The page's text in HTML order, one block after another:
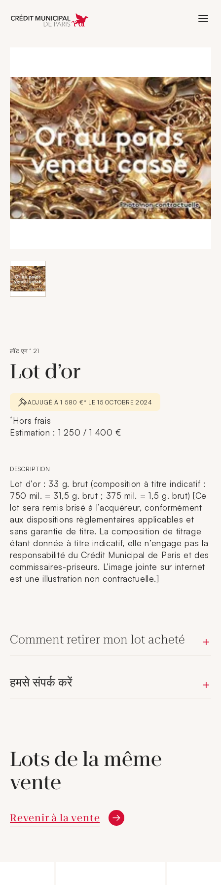
Aller à l'accueil de Crédit Municipal
लॉट एन ° 21
Lot d’or
ADJUGÉ À 1 580 €* LE 15 OCTOBRE 2024
*Hors frais
Estimation : 1 250 / 1 400 €
DESCRIPTION
Lot d’or : 33 g. brut (composition à titre indicatif :
750 mil. = 31,5 g. brut ; 375 mil. = 1,5 g. brut) [Ce
lot sera remis brisé à l’acquéreur, conformément
aux dispositions règlementaires applicables et
sans garantie de titre. La composition de titrage
étant donnée à titre indicatif, elle n’engage pas la
responsabilité du Crédit Municipal de Paris et des
commissaires-priseurs. L’image jointe sur internet
est une illustration non contractuelle.]
Comment retirer mon lot acheté
हमसे संपर्क करें
Lots de la même
vente
Revenir à la vente